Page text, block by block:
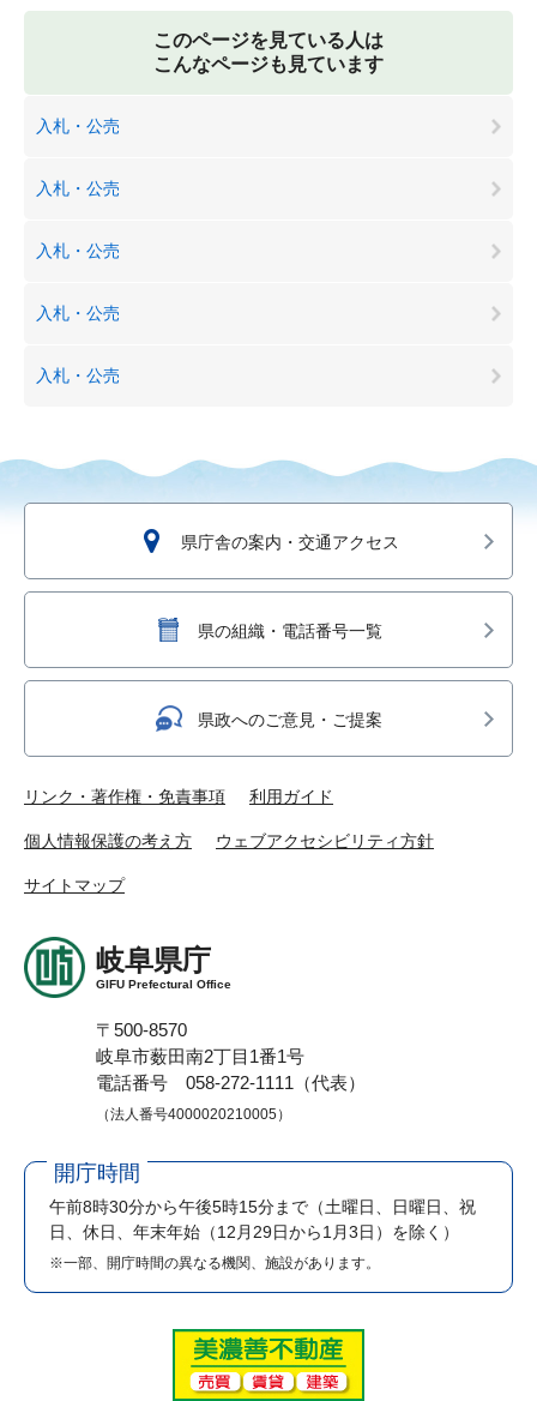
このページを見ている人は
こんなページも見ています
入札・公売
入札・公売
入札・公売
入札・公売
入札・公売
県庁舎の案内・交通アクセス
県の組織・電話番号一覧
県政へのご意見・ご提案
リンク・著作権・免責事項 利用ガイド
個人情報保護の考え方 ウェブアクセシビリティ方針
サイトマップ
岐阜県庁
GIFU Prefectural Office
〒500-8570
岐阜市薮田南2丁目1番1号
電話番号 058-272-1111（代表）
（法人番号4000020210005）
開庁時間
午前8時30分から午後5時15分まで （土曜日、日曜日、祝
日、休日、年末年始（12月29日から1月3日）を除く）
※一部、開庁時間の異なる機関、施設があります。